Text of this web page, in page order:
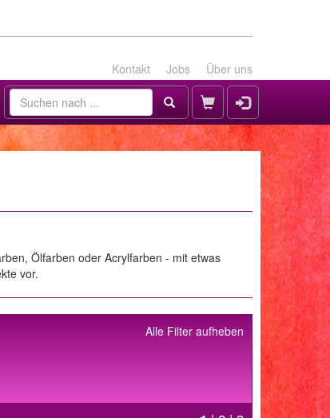
Kontakt Jobs Über uns
Ölfarben oder Acrylfarben - mit etwas
vor.
Alle Filter aufheben